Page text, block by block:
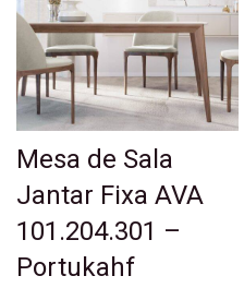
Mesa de Sala
Jantar Fixa AVA
101.204.301 –
Portukahf